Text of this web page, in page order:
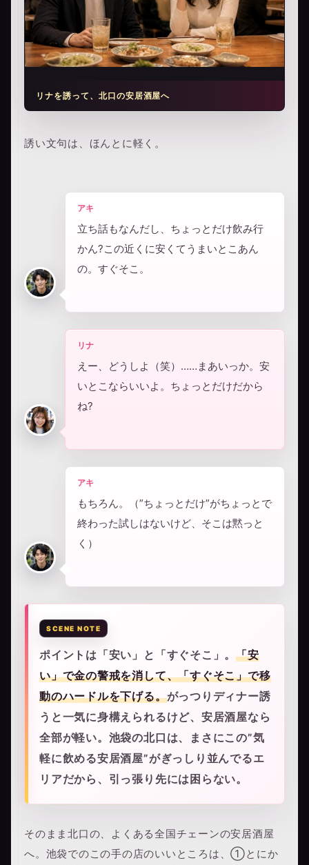
リナを誘って、北口の安居酒屋へ
誘い文句は、ほんとに軽く。
アキ
立ち話もなんだし、ちょっとだけ飲み行
かん?この近くに安くてうまいとこあん
の。すぐそこ。
リナ
えー、どうしよ（笑）……まあいっか。安
いとこならいいよ。ちょっとだけだから
ね?
アキ
もちろん。（”ちょっとだけ”がちょっとで
終わった試しはないけど、そこは黙っと
く）
ポイントは「安い」と「すぐそこ」。「安
い」で金の警戒を消して、「すぐそこ」で移
動のハードルを下げる。がっつりディナー誘
うと一気に身構えられるけど、安居酒屋なら
全部が軽い。池袋の北口は、まさにこの”気
軽に飲める安居酒屋”がぎっしり並んでるエ
リアだから、引っ張り先には困らない。
そのまま北口の、よくある全国チェーンの安居酒屋
へ。池袋でのこの手の店のいいところは、①とにか